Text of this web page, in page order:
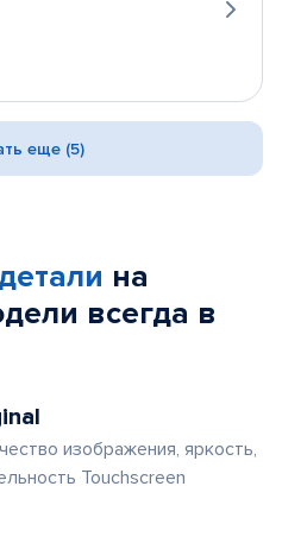
еще (5)
на
всегда в
изображения, яркость,
Touchscreen